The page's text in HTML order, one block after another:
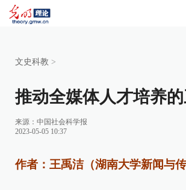
文史科教 >
推动全媒体人才培养
来源： 中国社会科学报
2023-05-05 10:37
作者：王禹洁（湖南大学新闻与传